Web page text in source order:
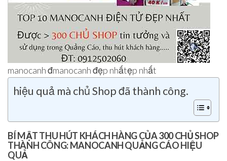
manocanh đmanocanh đẹp nhấtẹp nhất
hiệu quả mà chủ Shop đã thành công.
BÍ MẬT THU HÚT KHÁCH HÀNG CỦA 300 CHỦ SHOP
THÀNH CÔNG: MANOCANH QUẢNG CÁO HIỆU
QUẢ